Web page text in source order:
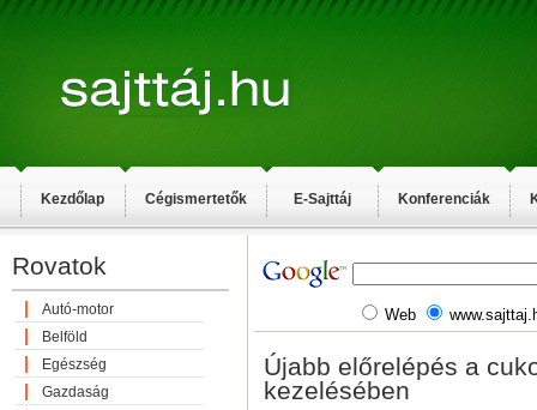
Kezdőlap Cégismertetők E-Sajttáj Konferenciák
Rovatok
Autó-motor
Belföld
Egészség
Gazdaság
Web
Újabb előrelépés a
kezelésében